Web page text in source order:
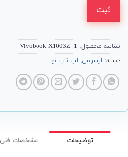
ثبت
شناسه محصول: Vivobook X1603Z--1-
دسته: ایسوس, لپ تاپ نو
توضیحات مشخصات فنی